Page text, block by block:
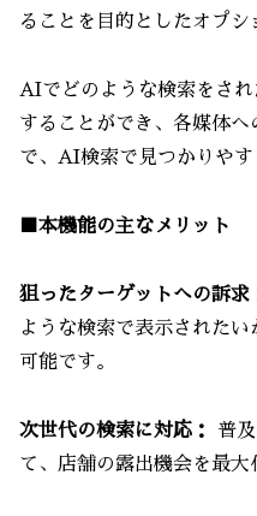
ることを目的としたオプシ
AIでどのような検索をさ
することができ、各媒体
で、AI検索で見つかりやす
■本機能の主なメリット
狙ったターゲットへの訴求
ような検索で表示された
可能です。
次世代の検索に対応：
普
て、店舗の露出機会を最大